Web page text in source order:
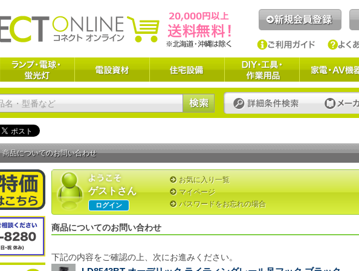
ゲストさん
お気に入り一覧
マイページ
ログイン パスワードをお忘れの場合
商品についてのお問い合わせ
商品についてのお問い合わせ
下記の内容をご確認の上、次にお進みください。